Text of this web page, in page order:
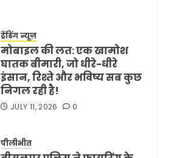
ट्रेंडिंग न्यूज़
मोबाइल की लत: एक खामोश
घातक बीमारी, जो धीरे-धीरे
इंसान, रिश्ते और भविष्य सब कुछ
निगल रही है!
JULY 11, 2026 0
पीलीभीत